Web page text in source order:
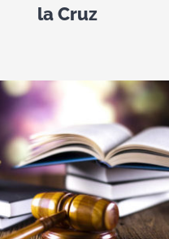
la Cruz